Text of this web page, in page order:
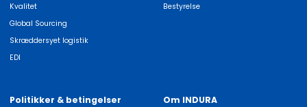
Kvalitet
Global Sourcing
Skræddersyet logistik
EDI
Bestyrelse
Politikker & betingelser Om INDURA